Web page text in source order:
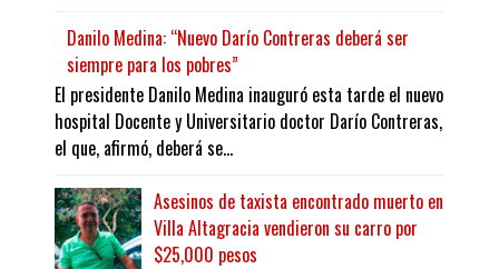
Danilo Medina: “Nuevo Darío Contreras deberá ser
siempre para los pobres”
El presidente Danilo Medina inauguró esta tarde el nuevo
hospital Docente y Universitario doctor Darío Contreras,
el que, afirmó, deberá se...
Asesinos de taxista encontrado muerto en
Villa Altagracia vendieron su carro por
$25,000 pesos